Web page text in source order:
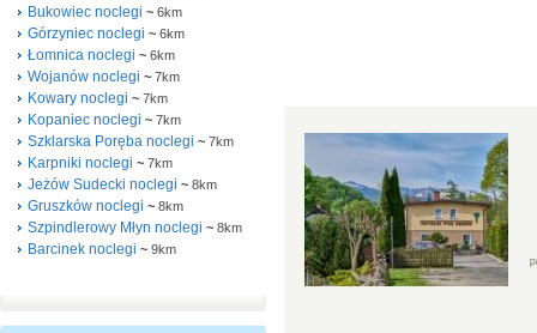
Bukowiec noclegi ~ 6km
Górzyniec noclegi ~ 6km
Łomnica noclegi ~ 6km
Wojanów noclegi ~ 7km
Kowary noclegi ~ 7km
Kopaniec noclegi ~ 7km
Szklarska Poręba noclegi ~ 7km
Karpniki noclegi ~ 7km
Jeżów Sudecki noclegi ~ 8km
Gruszków noclegi ~ 8km
Szpindlerowy Młyn noclegi ~ 8km
Barcinek noclegi ~ 9km